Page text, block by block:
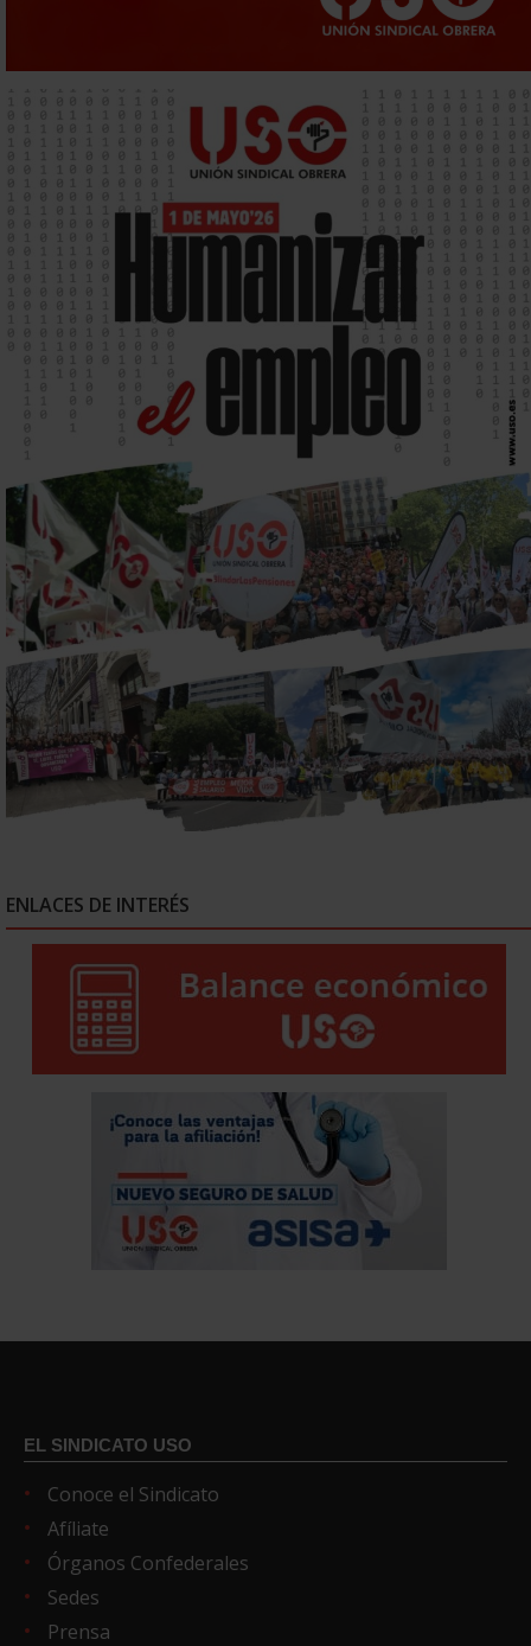
ENLACES DE INTERÉS
EL SINDICATO USO
Conoce el Sindicato
Afíliate
Órganos Confederales
Sedes
Prensa